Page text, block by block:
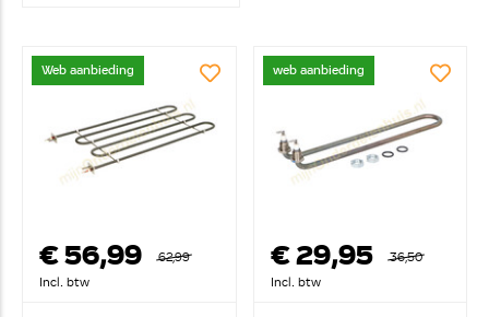
Web aanbieding
€ 56,99
62,99
Incl. btw
web aanbieding
€ 29,95
36,50
Incl. btw